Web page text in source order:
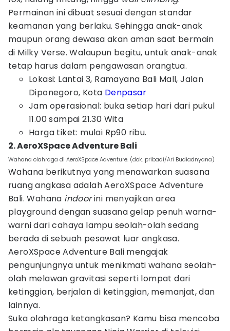
Permainan ini dibuat sesuai dengan standar
keamanan yang berlaku. Sehingga anak-anak
maupun orang dewasa akan aman saat bermain
di Milky Verse. Walaupun begitu, untuk anak-anak
tetap harus dalam pengawasan orangtua.
Lokasi: Lantai 3, Ramayana Bali Mall, Jalan
Diponegoro, Kota Denpasar
Jam operasional: buka setiap hari dari pukul
11.00 sampai 21.30 Wita
Harga tiket: mulai Rp90 ribu.
2. AeroXSpace Adventure Bali
Wahana olahraga di AeroXSpace Adventure. (dok. pribadi/Ari Budiadnyana)
Wahana berikutnya yang menawarkan suasana
ruang angkasa adalah AeroXSpace Adventure
Bali. Wahana indoorini menyajikan area
playground dengan suasana gelap penuh warna-
warni dari cahaya lampu seolah-olah sedang
berada di sebuah pesawat luar angkasa.
AeroXSpace Adventure Bali mengajak
pengunjungnya untuk menikmati wahana seolah-
olah melawan gravitasi seperti lompat dari
ketinggian, berjalan di ketinggian, memanjat, dan
lainnya.
Suka olahraga ketangkasan? Kamu bisa mencoba